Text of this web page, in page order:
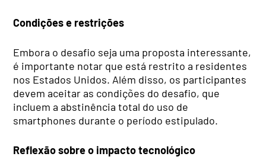
Condições e restrições
Embora o desafio seja uma proposta interessante,
é importante notar que está restrito a residentes
nos Estados Unidos. Além disso, os participantes
devem aceitar as condições do desafio, que
incluem a abstinência total do uso de
smartphones durante o período estipulado.
Reflexão sobre o impacto tecnológico